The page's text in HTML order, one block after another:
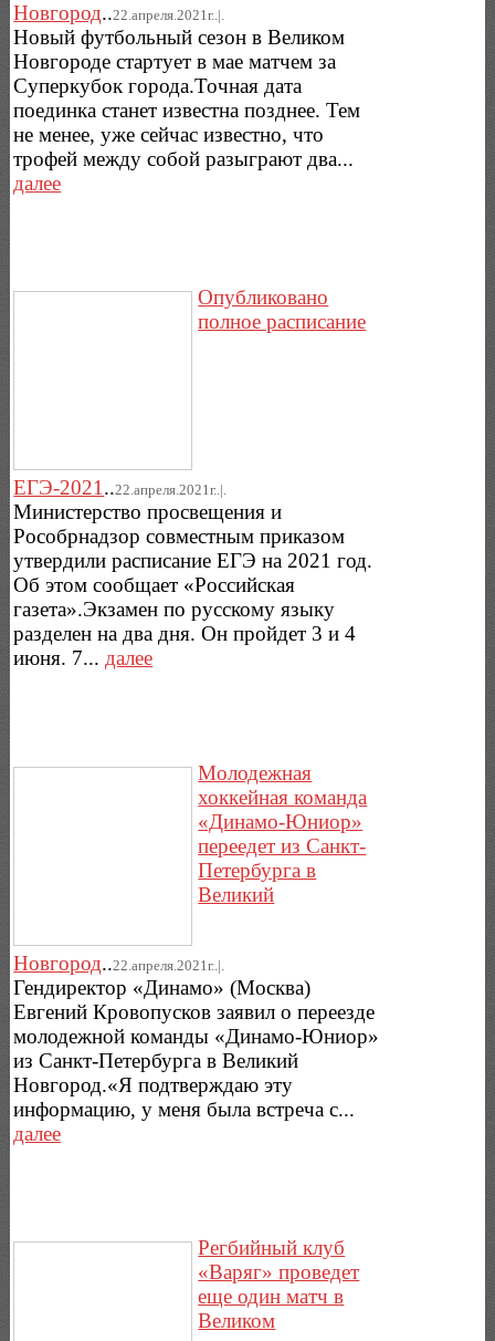
Новгород..22.апреля.2021г..|.
Новый футбольный сезон в Великом
Новгороде стартует в мае матчем за
Суперкубок города.Точная дата
поединка станет известна позднее. Тем
не менее, уже сейчас известно, что
трофей между собой разыграют два...
далее
Опубликовано
полное расписание
ЕГЭ-2021..22.апреля.2021г..|.
Министерство просвещения и
Рособрнадзор совместным приказом
утвердили расписание ЕГЭ на 2021 год.
Об этом сообщает «Российская
газета».Экзамен по русскому языку
разделен на два дня. Он пройдет 3 и 4
июня. 7...далее
Молодежная
хоккейная команда
«Динамо-Юниор»
переедет из Санкт-
Петербурга в
Великий
Новгород..22.апреля.2021г..|.
Гендиректор «Динамо» (Москва)
Евгений Кровопусков заявил о переезде
молодежной команды «Динамо-Юниор»
из Санкт-Петербурга в Великий
Новгород.«Я подтверждаю эту
информацию, у меня была встреча с...
далее
Регбийный клуб
«Варяг» проведет
еще один матч в
Великом